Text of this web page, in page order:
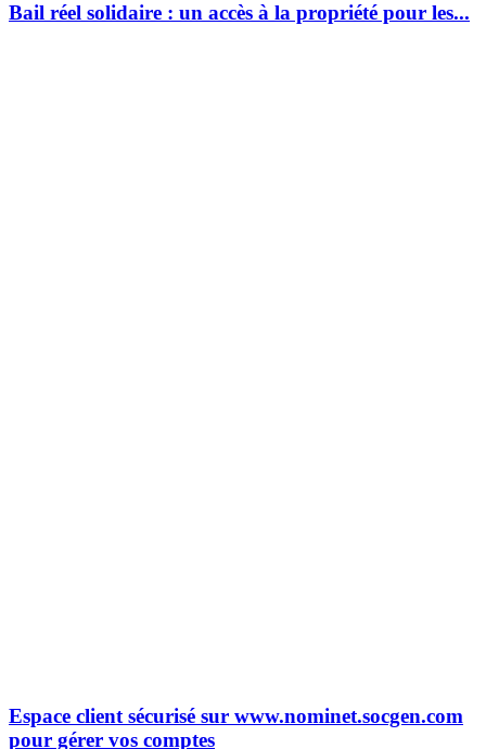
Bail réel solidaire : un accès à la propriété pour les...
Espace client sécurisé sur www.nominet.socgen.com
pour gérer vos comptes